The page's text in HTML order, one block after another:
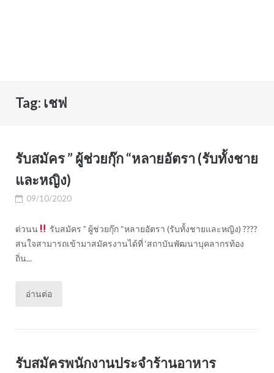
Tag: เชฟ
รับสมัคร ” ผู้ช่วยกุ๊ก “หลายอัตรา (รับทั้งชาย
และหญิง)
09/10/2020
ด่วนน
รับสมัคร ” ผู้ช่วยกุ๊ก “หลายอัตรา (รับทั้งชายและหญิง) ?‍??‍?
สนใจสามารถเข้ามาสมัครงานได้ที่ ‘สถาบันพัฒนาบุคลากรท้อง
ถิ่น...
อ่านต่อ
รับสมัครพนักงานประจำร้านอาหาร